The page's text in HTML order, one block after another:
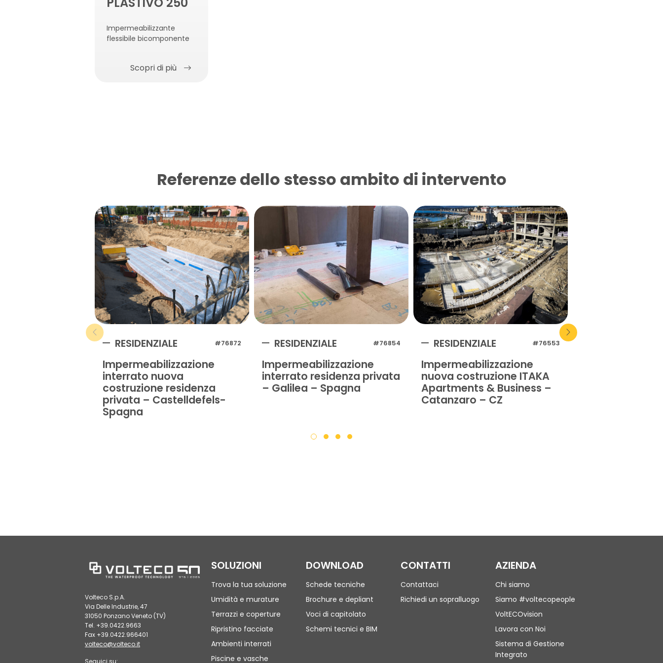
Impermeabilizzante
flessibile bicomponente
Scopri di più
Referenze dello stesso ambito di intervento
RESIDENZIALE #76872
Impermeabilizzazione
interrato nuova
costruzione residenza
privata – Castelldefels-
Spagna
RESIDENZIALE #76854
Impermeabilizzazione
interrato residenza privata
– Galilea – Spagna
RESIDENZIALE #76553
Impermeabilizzazione
nuova costruzione ITAKA
Apartments & Business –
Catanzaro – CZ
Volteco S.p.A.
Via Delle Industrie, 47
31050 Ponzano Veneto (TV)
Tel. +39.0422.9663
Fax +39.0422.966401
volteco@volteco.it
Seguici su:
SOLUZIONI
Trova la tua soluzione
Umidità e murature
Terrazzi e coperture
Ripristino facciate
Ambienti interrati
Piscine e vasche
DOWNLOAD
Schede tecniche
Brochure e depliant
Voci di capitolato
Schemi tecnici e BIM
CONTATTI
Contattaci
Richiedi un sopralluogo
AZIENDA
Chi siamo
Siamo #voltecopeople
VoltECOvision
Lavora con Noi
Sistema di Gestione
Integrato